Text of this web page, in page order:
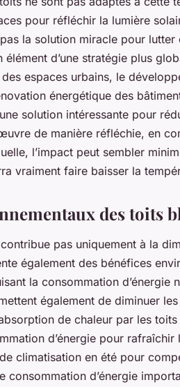
pour réfléchir la lumière
la solution miracle pour
élément d’une stratégie plus
espaces urbains, le
énergétique des
solution intéressante pour
de manière réfléchie, en
l’impact peut sembler
vraiment faire baisser la
des toits
pas uniquement à la
également des bénéfices
la consommation d’énergie
également de diminuer
de chaleur par les
d’énergie pour
climatisation en été pour
consommation d’énergie